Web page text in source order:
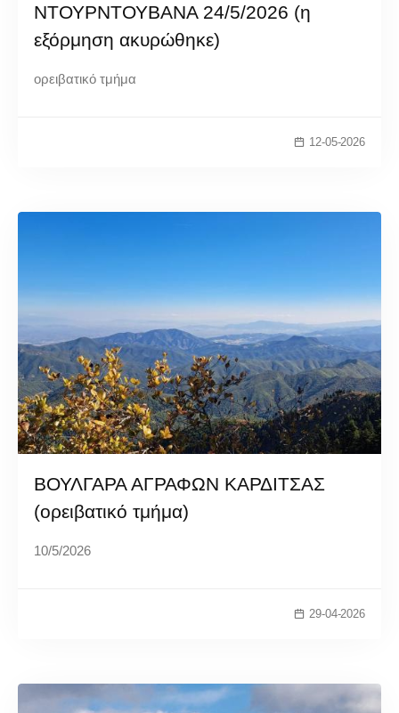
ΝΤΟΥΡΝΤΟΥΒΑΝΑ 24/5/2026 (η
εξόρμηση ακυρώθηκε)
ορειβατικό τμήμα
12-05-2026
ΒΟΥΛΓΑΡΑ ΑΓΡΑΦΩΝ ΚΑΡΔΙΤΣΑΣ
(ορειβατικό τμήμα)
10/5/2026
29-04-2026